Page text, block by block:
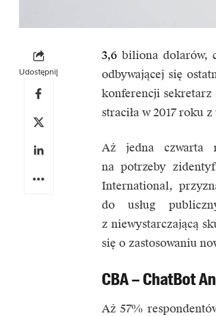
Udostępnij
3,6 biliona dolarów,
odbywającej się
konferencji sekretarz
straciła w 2017 roku
Aż jedna czwarta
na potrzeby
International,
do usług
z niewystarczającą
się o zastosowaniu
CBA – ChatBot
Aż 57%